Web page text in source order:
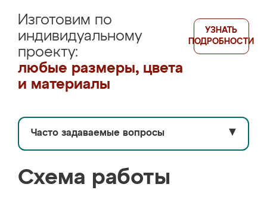
Изготовим по
индивидуальному
проекту:
любые размеры, цвета
и материалы
УЗНАТЬ
ПОДРОБНОСТИ
Часто задаваемые вопросы ▼
Схема работы